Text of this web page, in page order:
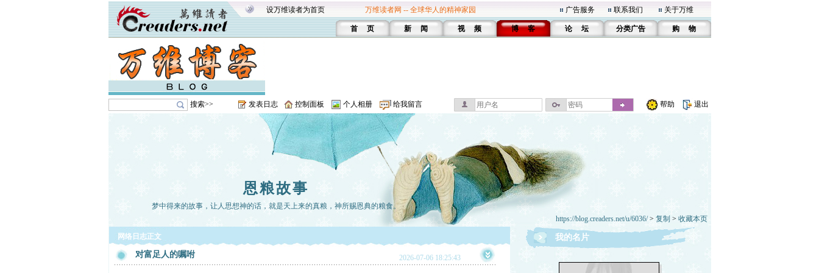
设万维读者为首页 万维读者网 -- 全球华人的精神家园 广告服务 联系我们 关于万维
首 页 新 闻 视 频 博 客 论 坛 分类广告 购 物
搜索>> 发表日志 控制面板 个人相册 给我留言 帮助 退出
恩粮故事
梦中得来的故事，让人思想神的话，就是天上来的真粮，神所赐恩典的粮食。
https://blog.creaders.net/u/6036/> 复制 > 收藏本页
网络日志正文
对富足人的嘱咐 2026-07-06 18:25:43
我的名片